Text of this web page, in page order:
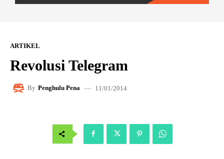
ARTIKEL
Revolusi Telegram
By Penghulu Pena 11/01/2014